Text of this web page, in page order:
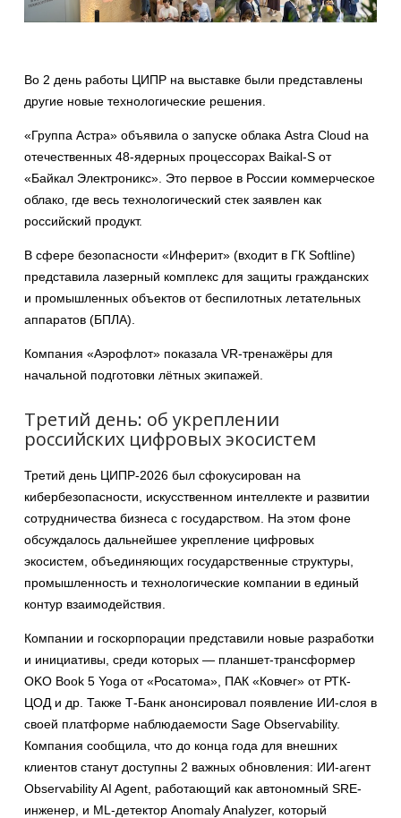
Во 2 день работы ЦИПР на выставке были представлены
другие новые технологические решения.
«Группа Астра» объявила о запуске облака Astra Cloud на
отечественных 48-ядерных процессорах Baikal-S от
«Байкал Электроникс». Это первое в России коммерческое
облако, где весь технологический стек заявлен как
российский продукт.
В сфере безопасности «Инферит» (входит в ГК Softline)
представила лазерный комплекс для защиты гражданских
и промышленных объектов от беспилотных летательных
аппаратов (БПЛА).
Компания «Аэрофлот» показала VR-тренажёры для
начальной подготовки лётных экипажей.
Третий день: об укреплении
российских цифровых экосистем
Третий день ЦИПР-2026 был сфокусирован на
кибербезопасности, искусственном интеллекте и развитии
сотрудничества бизнеса с государством. На этом фоне
обсуждалось дальнейшее укрепление цифровых
экосистем, объединяющих государственные структуры,
промышленность и технологические компании в единый
контур взаимодействия.
Компании и госкорпорации представили новые разработки
и инициативы, среди которых — планшет-трансформер
OKO Book 5 Yoga от «Росатома», ПАК «Ковчег» от РТК-
ЦОД и др. Также Т-Банк анонсировал появление ИИ-слоя в
своей платформе наблюдаемости Sage Observability.
Компания сообщила, что до конца года для внешних
клиентов станут доступны 2 важных обновления: ИИ-агент
Observability AI Agent, работающий как автономный SRE-
инженер, и ML-детектор Anomaly Analyzer, который